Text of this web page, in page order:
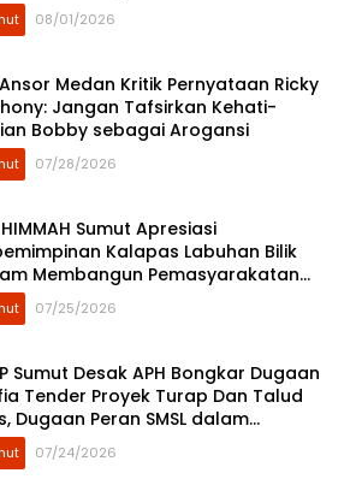
08/01/2026
Medan Kritik Pernyataan Ricky
Jangan Tafsirkan Kehati-
Bobby sebagai Arogansi
07/28/2026
HIMMAH Sumut Apresiasi
Kalapas Labuhan Bilik
Membangun Pemasyarakatan
07/25/2026
Sumut Desak APH Bongkar Dugaan
Tender Proyek Turap Dan Talud
Dugaan Peran SMSL dalam
Aksi Mahasiswa Diminta
07/24/2026